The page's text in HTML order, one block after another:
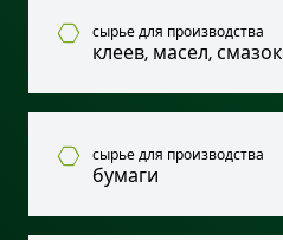
сырье для производства
клеев, масел, смазок
сырье для производства
бумаги